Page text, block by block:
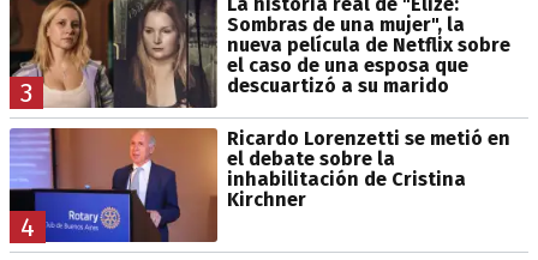
3
La historia real de "Elize:
Sombras de una mujer", la
nueva película de Netflix sobre
el caso de una esposa que
descuartizó a su marido
4
Ricardo Lorenzetti se metió en
el debate sobre la
inhabilitación de Cristina
Kirchner